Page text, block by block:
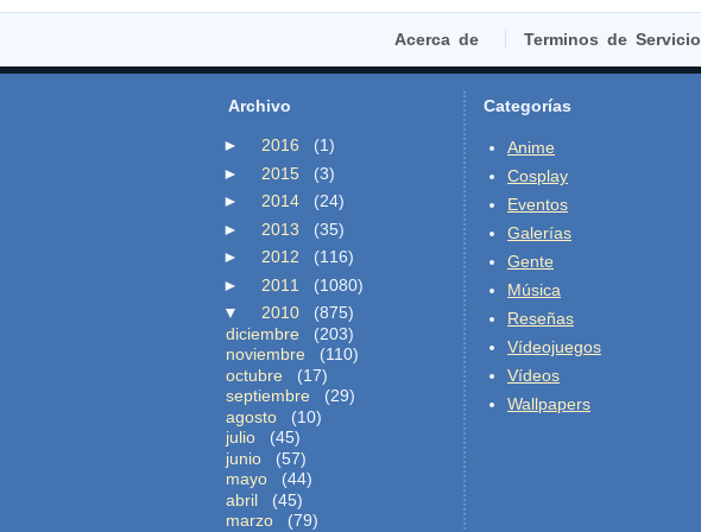
Acerca de Terminos de Servicio
Archivo
► 2016
(1)
►
2015
(3)
►
2014
(24)
►
2013
(35)
►
2012
(116)
►
2011
(1080)
▼
2010
(875)
diciembre
(203)
noviembre
(110)
octubre
(17)
septiembre
(29)
agosto
(10)
julio
(45)
junio
(57)
mayo
(44)
abril
(45)
marzo
(79)
Categorías
Anime
Cosplay
Eventos
Galerías
Gente
Música
Reseñas
Vídeojuegos
Vídeos
Wallpapers